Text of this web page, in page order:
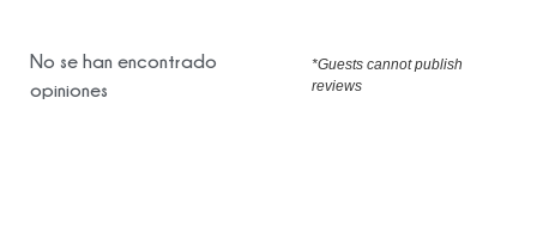
No se han encontrado
opiniones
*Guests cannot publish
reviews